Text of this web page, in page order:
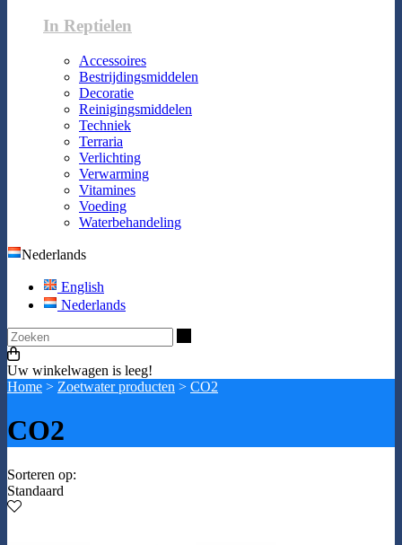
In Reptielen
Accessoires
Bestrijdingsmiddelen
Decoratie
Reinigingsmiddelen
Techniek
Terraria
Verlichting
Verwarming
Vitamines
Voeding
Waterbehandeling
Nederlands
English
Nederlands
Uw winkelwagen is leeg!
Home > Zoetwater producten > CO2
CO2
Sorteren op:
Standaard